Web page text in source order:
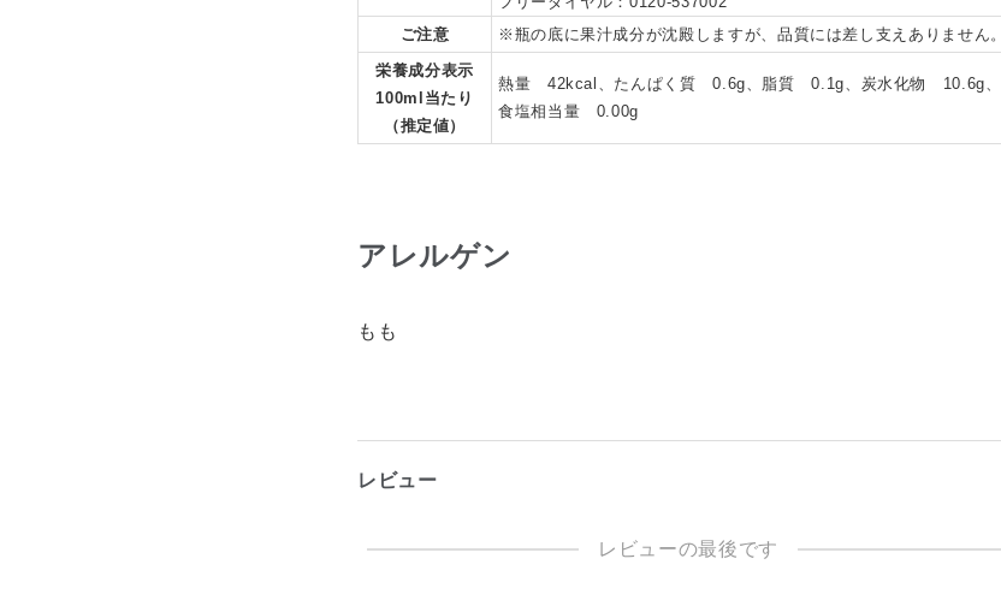
ご注意
※瓶の底に果汁成分が沈殿しますが、品質には差し支えありません。
栄養成分表示
100ml当たり
（推定値）
熱量 42kcal、たんぱく質 0.6g、脂質 0.1g、炭水化物 10.6g、
食塩相当量 0.00g
アレルゲン
もも
レビュー
レビューの最後です